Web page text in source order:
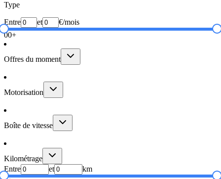
Type
Entre et
€/mois
00+
Offres du moment
Motorisation
Boîte de vitesse
Kilométrage
Entre
et
km